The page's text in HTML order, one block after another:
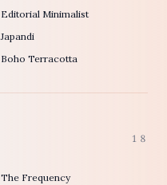
Editorial Minimalist
Japandi
Boho Terracotta
18
The Frequency